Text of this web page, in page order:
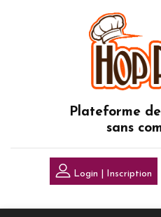
Plateforme
sans
Login | Inscription